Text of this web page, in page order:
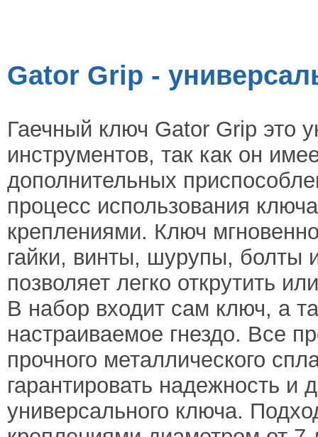
Gator Grip -
Гаечный ключ Gator Grip это
инструментов, так как он
дополнительных
процесс использования
креплениями. Ключ
гайки, винты, шурупы, болты
позволяет легко открутить
В набор входит сам ключ, а
настраиваемое гнездо. Все
прочного металлического
гарантировать надежность и
универсального ключа.